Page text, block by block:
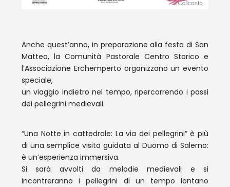
Anche quest’anno, in preparazione alla festa di San
Matteo, la Comunità Pastorale Centro Storico e
l’Associazione Erchemperto organizzano un evento
speciale,
un viaggio indietro nel tempo, ripercorrendo i passi
dei pellegrini medievali.
“Una Notte in cattedrale: La via dei pellegrini” è più
di una semplice visita guidata al Duomo di Salerno:
è un’esperienza immersiva.
Si sarà avvolti da melodie medievali e si
incontreranno i pellegrini di un tempo lontano